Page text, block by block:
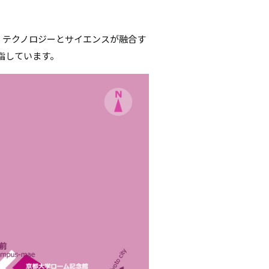
クノロジーとサイエンスが融合す
ています。